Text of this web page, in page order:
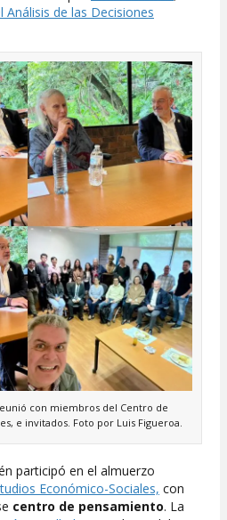
Análisis de las Decisiones
con miembros del Centro de
e invitados. Foto por Luis Figueroa.
participó en el almuerzo
Económico-Sociales, con
centro de pensamiento. La